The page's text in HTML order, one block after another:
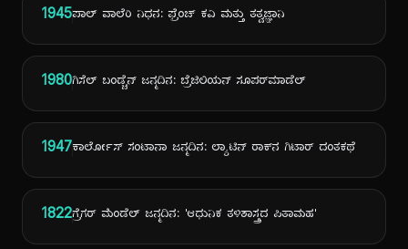
1945ಪಾಲ್ ವಾಲೆರಿ ನಿಧನ: ಫ್ರೆಂಚ್ ಕವಿ ಮತ್ತು ತತ್ವಜ್ಞಾನಿ
1980ಗಿಸೆಲ್ ಬಂಡ್ಚೆನ್ ಜನ್ಮದಿನ: ಬ್ರೆಜಿಲಿಯನ್ ಸೂಪರ್‌ಮಾಡೆಲ್
1947ಕಾರ್ಲೋಸ್ ಸಂಟಾನಾ ಜನ್ಮದಿನ: ಲ್ಯಾಟಿನ್ ರಾಕ್‌ನ ಗಿಟಾರ್ ದಂತಕಥೆ
1822ಗ್ರೆಗರ್ ಮೆಂಡೆಲ್ ಜನ್ಮದಿನ: 'ಆಧುನಿಕ ತಳಿಶಾಸ್ತ್ರದ ಪಿತಾಮಹ'